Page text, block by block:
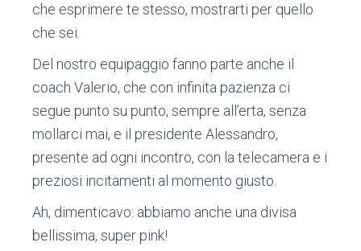
che esprimere te stesso, mostrarti per quello
che sei.
Del nostro equipaggio fanno parte anche il
coach Valerio, che con infinita pazienza ci
segue punto su punto, sempre all’erta, senza
mollarci mai, e il presidente Alessandro,
presente ad ogni incontro, con la telecamera e i
preziosi incitamenti al momento giusto.
Ah, dimenticavo: abbiamo anche una divisa
bellissima, super pink!